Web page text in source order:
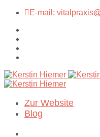
E-mail:
Zur Website
Blog